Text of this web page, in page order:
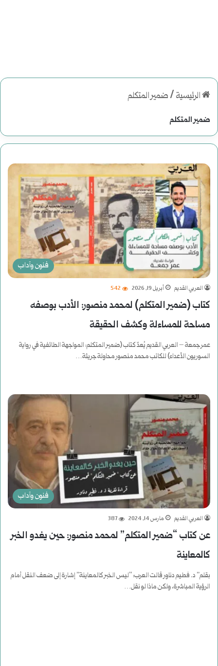
الرئيسية /ضمير المتكلم
ضمير المتكلم
فنون وآداب
العربي القديم أبريل 19, 2026 542
كتاب (ضمير المتكلم) لمحمد منصور: الأدب بوصفه
مساحة للمساءلة وكشف الحقيقة
عمر جمعة – العربي القديم يُعدّ كتاب (ضمير المتكلم: المواجهة الطائفية في رواية
السوريون الأعداء) للكاتب محمد منصور محاولة جريئة…
فنون وآداب
العربي القديم مارس 14, 2024 387
عن كتاب “ضمير المتكلم” لمحمد منصور: حين يغدو الخبر
كالمعاينة
بقلم” د. فطيم دناور قالت العرب: “ليس الخبر كالمعاينة” إشارة إلى ضعف النقل أمام
الرؤية المباشرة، ولكن ماذا لو نقل…